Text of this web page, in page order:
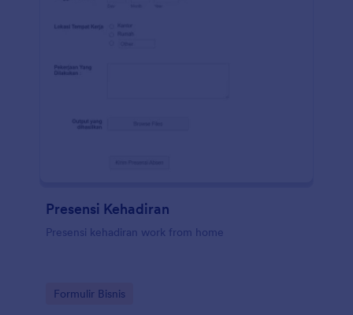
Presensi Kehadiran
Presensi kehadiran work from home
Go to Category:
Formulir Bisnis